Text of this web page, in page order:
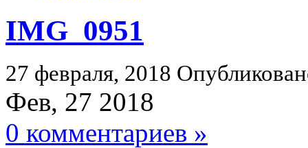
IMG_0951
27 февраля, 2018
Фев, 27 2018
0 комментариев »